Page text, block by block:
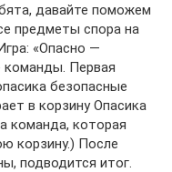
давайте поможем
предметы спора на
«Опасно —
команды. Первая
безопасные
в корзину Опасика
команда, которая
корзину.) После
подводится итог.